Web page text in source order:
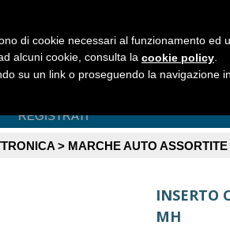
REGISTRATI
> MARCHE AUTO ASSORTITE
INSERTO
MH
di cookie necessari al funzionamento ed
alcuni cookie, consulta la cookie policy
su un link o proseguendo la navigazione